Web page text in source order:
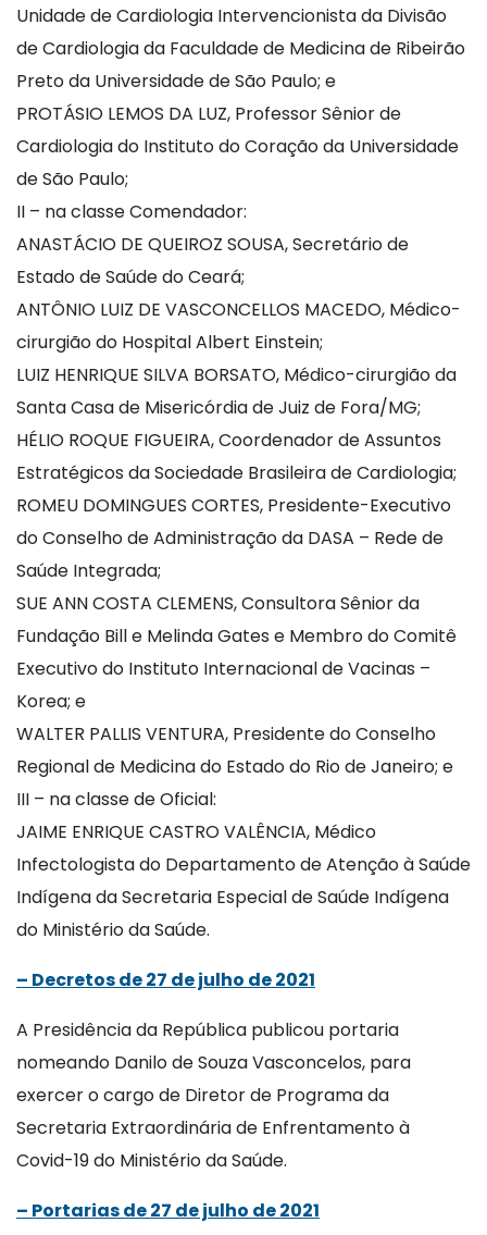
Unidade de Cardiologia Intervencionista da Divisão
de Cardiologia da Faculdade de Medicina de Ribeirão
Preto da Universidade de São Paulo; e
PROTÁSIO LEMOS DA LUZ, Professor Sênior de
Cardiologia do Instituto do Coração da Universidade
de São Paulo;
II – na classe Comendador:
ANASTÁCIO DE QUEIROZ SOUSA, Secretário de
Estado de Saúde do Ceará;
ANTÔNIO LUIZ DE VASCONCELLOS MACEDO, Médico-
cirurgião do Hospital Albert Einstein;
LUIZ HENRIQUE SILVA BORSATO, Médico-cirurgião da
Santa Casa de Misericórdia de Juiz de Fora/MG;
HÉLIO ROQUE FIGUEIRA, Coordenador de Assuntos
Estratégicos da Sociedade Brasileira de Cardiologia;
ROMEU DOMINGUES CORTES, Presidente-Executivo
do Conselho de Administração da DASA – Rede de
Saúde Integrada;
SUE ANN COSTA CLEMENS, Consultora Sênior da
Fundação Bill e Melinda Gates e Membro do Comitê
Executivo do Instituto Internacional de Vacinas –
Korea; e
WALTER PALLIS VENTURA, Presidente do Conselho
Regional de Medicina do Estado do Rio de Janeiro; e
III – na classe de Oficial:
JAIME ENRIQUE CASTRO VALÊNCIA, Médico
Infectologista do Departamento de Atenção à Saúde
Indígena da Secretaria Especial de Saúde Indígena
do Ministério da Saúde.
– Decretos de 27 de julho de 2021
A Presidência da República publicou portaria
nomeando Danilo de Souza Vasconcelos, para
exercer o cargo de Diretor de Programa da
Secretaria Extraordinária de Enfrentamento à
Covid-19 do Ministério da Saúde.
– Portarias de 27 de julho de 2021